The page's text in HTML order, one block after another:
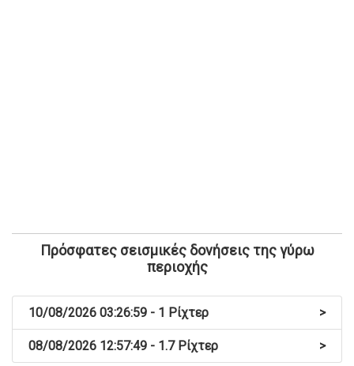
Πρόσφατες σεισμικές δονήσεις της γύρω
περιοχής
>
10/08/2026 03:26:59 - 1 Ρίχτερ
>
08/08/2026 12:57:49 - 1.7 Ρίχτερ